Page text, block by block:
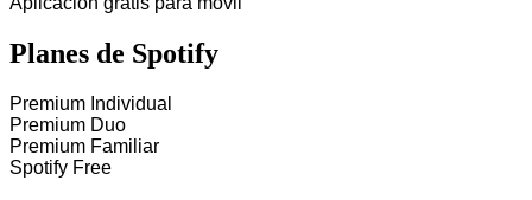
Planes de Spotify
Premium Individual
Premium Duo
Premium Familiar
Spotify Free